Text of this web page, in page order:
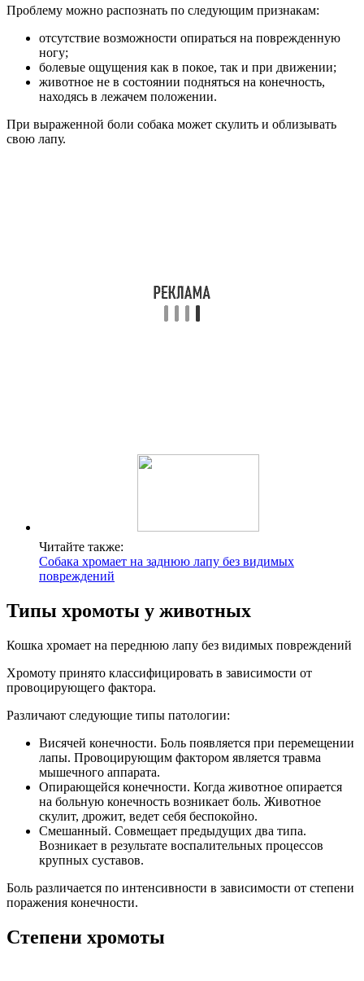
Проблему можно распознать по следующим признакам:
отсутствие возможности опираться на поврежденную
ногу;
болевые ощущения как в покое, так и при движении;
животное не в состоянии подняться на конечность,
находясь в лежачем положении.
При выраженной боли собака может скулить и облизывать
свою лапу.
Читайте также:
Собака хромает на заднюю лапу без видимых
повреждений
Типы хромоты у животных
Кошка хромает на переднюю лапу без видимых повреждений
Хромоту принято классифицировать в зависимости от
провоцирующего фактора.
Различают следующие типы патологии:
Висячей конечности. Боль появляется при перемещении
лапы. Провоцирующим фактором является травма
мышечного аппарата.
Опирающейся конечности. Когда животное опирается
на больную конечность возникает боль. Животное
скулит, дрожит, ведет себя беспокойно.
Смешанный. Совмещает предыдущих два типа.
Возникает в результате воспалительных процессов
крупных суставов.
Боль различается по интенсивности в зависимости от степени
поражения конечности.
Степени хромоты